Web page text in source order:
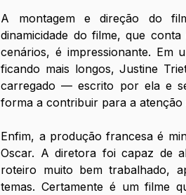
A montagem e direção do
dinamicidade do filme, que
cenários, é impressionante. Em
ficando mais longos, Justine
carregado — escrito por ela e
forma a contribuir para a
Enfim, a produção francesa é
Oscar. A diretora foi capaz de
roteiro muito bem trabalhado,
temas. Certamente é um filme